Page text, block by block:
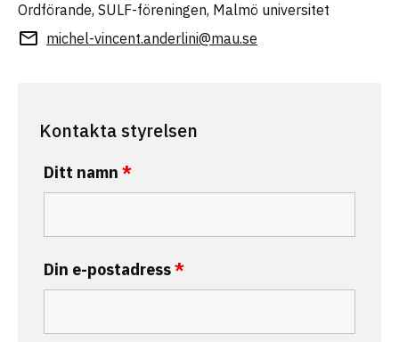
Ordförande, SULF-föreningen, Malmö universitet
michel-vincent.anderlini@mau.se
Kontakta styrelsen
Ditt namn *
Din e-postadress*